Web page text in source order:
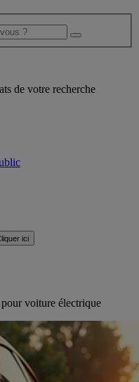
de votre recherche
ici
voiture électrique